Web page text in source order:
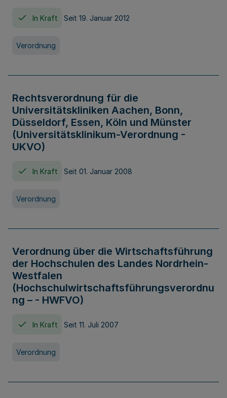
In Kraft Seit 19. Januar 2012
Verordnung
Rechtsverordnung für die
Universitätskliniken Aachen, Bonn,
Düsseldorf, Essen, Köln und Münster
(Universitätsklinikum-Verordnung -
UKVO)
In Kraft Seit 01. Januar 2008
Verordnung
Verordnung über die Wirtschaftsführung
der Hochschulen des Landes Nordrhein-
Westfalen
(Hochschulwirtschaftsführungsverordnu
ng – - HWFVO)
In Kraft Seit 11. Juli 2007
Verordnung